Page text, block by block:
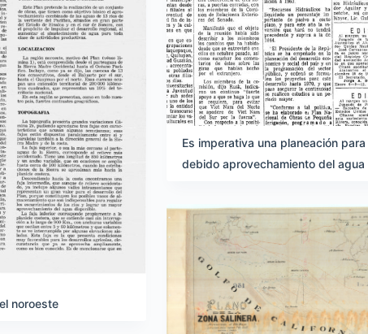
noroeste
Es imperativa una planeación para
debido aprovechamiento del agua